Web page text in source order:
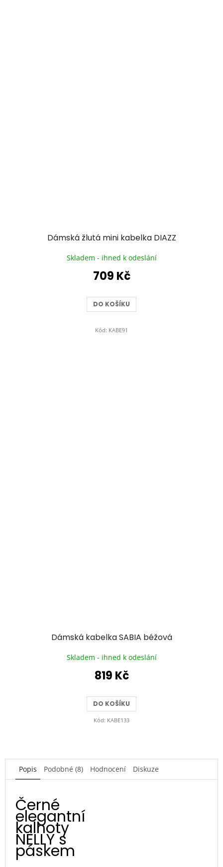
Dámská žlutá mini kabelka DIAZZ
Skladem - ihned k odeslání
709 Kč
DO KOŠÍKU
Kód: KABE91
Dámská kabelka SABIA béžová
Skladem - ihned k odeslání
819 Kč
DO KOŠÍKU
Kód: KABE133
Popis Podobné (8) Hodnocení Diskuze
Černé
elegantní
kalhoty
NELLY s
páskem